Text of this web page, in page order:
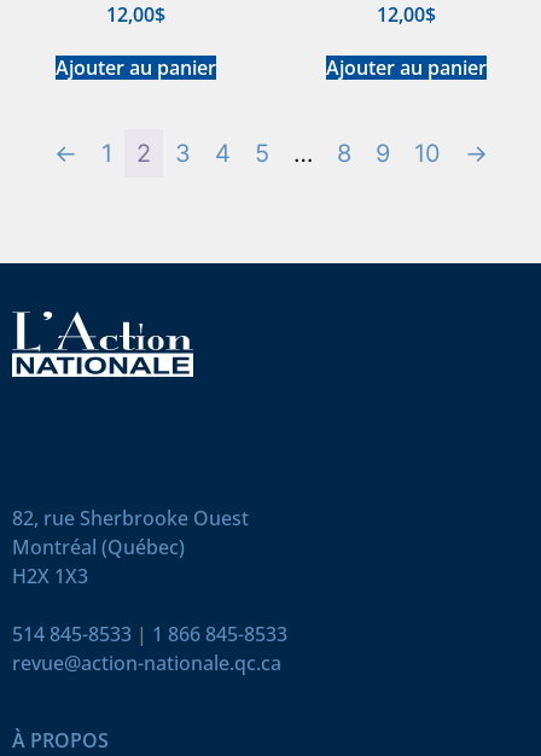
12,00$
Ajouter au panier
12,00$
Ajouter au panier
← 1 2 3 4 5 … 8 9 10 →
82, rue Sherbrooke Ouest
Montréal (Québec)
H2X 1X3
514 845-8533 | 1 866 845-8533
revue@action-nationale.qc.ca
À PROPOS